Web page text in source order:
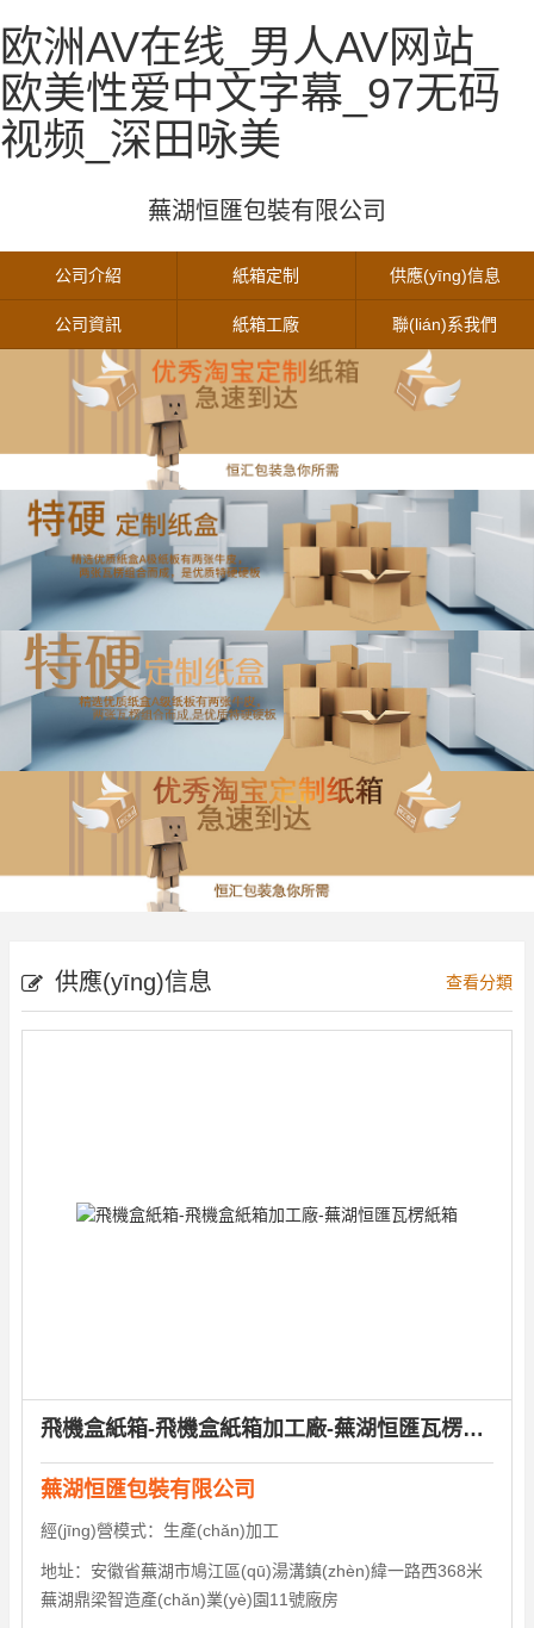
欧洲AV在线_男人AV网站_
欧美性爱中文字幕_97无码
视频_深田咏美
蕪湖恒匯包裝有限公司
公司介紹 紙箱定制 供應(yīng)信息
公司資訊 紙箱工廠 聯(lián)系我們
供應(yīng)信息 查看分類
飛機盒紙箱-飛機盒紙箱加工廠-蕪湖恒匯瓦楞紙箱
蕪湖恒匯包裝有限公司
經(jīng)營模式： 生產(chǎn)加工
地址： 安徽省蕪湖市鳩江區(qū)湯溝鎮(zhèn)緯一路西368米
蕪湖鼎梁智造產(chǎn)業(yè)園11號廠房